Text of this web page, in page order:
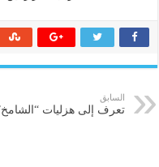
السابق
تعرف إلى هزليات